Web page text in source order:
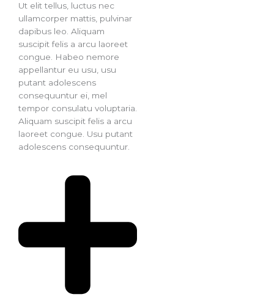
Ut elit tellus, luctus nec
ullamcorper mattis, pulvinar
dapibus leo. Aliquam
suscipit felis a arcu laoreet
congue. Habeo nemore
appellantur eu usu, usu
putant adolescens
consequuntur ei, mel
tempor consulatu voluptaria.
Aliquam suscipit felis a arcu
laoreet congue. Usu putant
adolescens consequuntur.